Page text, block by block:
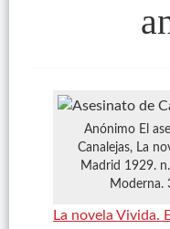
Anónimo El
Canalejas, La
Madrid 1929.
Moderna.
La novela Vivida.